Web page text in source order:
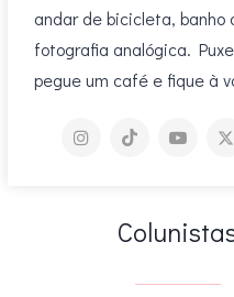
andar de bicicleta, banho
fotografia analógica.
pegue um café e fique à